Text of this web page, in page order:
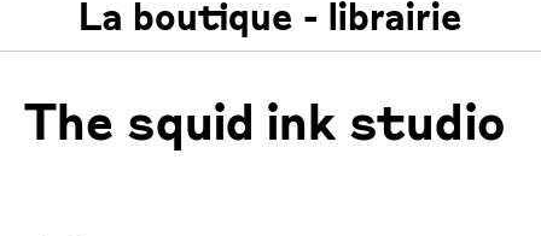
La boutique - librairie
The squid ink studio